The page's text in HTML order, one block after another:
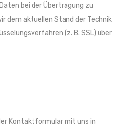
bei der Übertragung zu
dem aktuellen Stand der Technik
(z. B. SSL) über
Kontaktformular mit uns in